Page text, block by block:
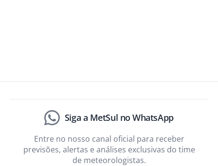
Siga a MetSul no WhatsApp
Entre no nosso canal oficial para receber
previsões, alertas e análises exclusivas do time
de meteorologistas.